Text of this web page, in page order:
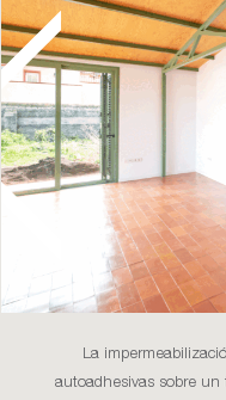
La
autoadhesivas sobre un